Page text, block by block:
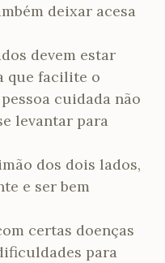
deixar acesa
devem estar
que facilite o
cuidada não
levantar para
dos dois lados,
e ser bem
certas doenças
para